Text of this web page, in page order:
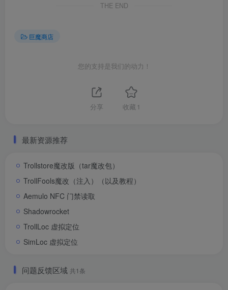
THE END
巨魔商店
您的支持是我们的动力！
分享 收藏 1
最新资源推荐
Trollstore魔改版（tar魔改包）
TrollFools魔改（注入）（以及教程）
Aemulo NFC 门禁读取
Shadowrocket
TrollLoc 虚拟定位
SimLoc 虚拟定位
问题反馈区域 共1条